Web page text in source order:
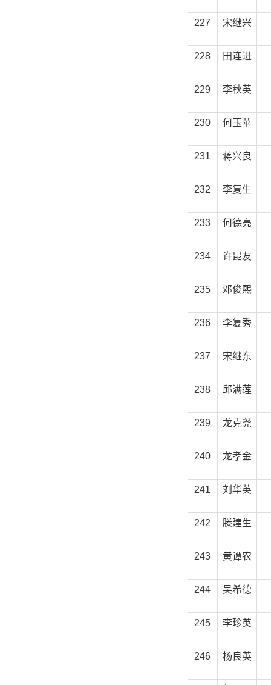
227 宋继兴
228 田连进
229 李秋英
230 何玉苹
231 蒋兴良
232 李复生
233 何德亮
234 许昆友
235 邓俊熙
236 李复秀
237 宋继东
238 邱满莲
239 龙克尧
240 龙孝金
241 刘华英
242 滕建生
243 黄谭农
244 吴希德
245 李珍英
246 杨良英